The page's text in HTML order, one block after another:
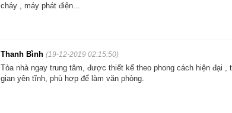
cháy , máy phát điện...
Thanh Bình (19-12-2019 02:15:50)
Tòa nhà ngay trung tâm, được thiết kế theo phong cách hiện đại
gian yên tĩnh, phù hợp để làm văn phòng.